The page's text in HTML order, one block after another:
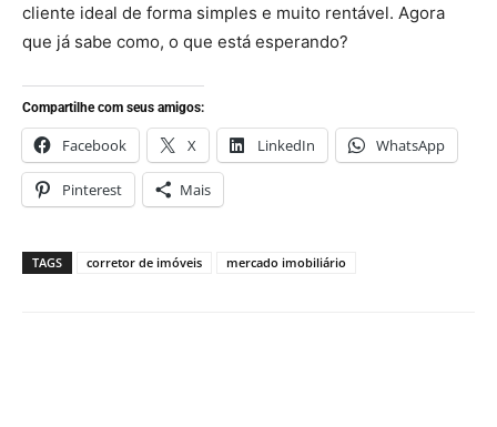
cliente ideal de forma simples e muito rentável. Agora
que já sabe como, o que está esperando?
Compartilhe com seus amigos:
Facebook X LinkedIn WhatsApp
Pinterest Mais
TAGS corretor de imóveis mercado imobiliário